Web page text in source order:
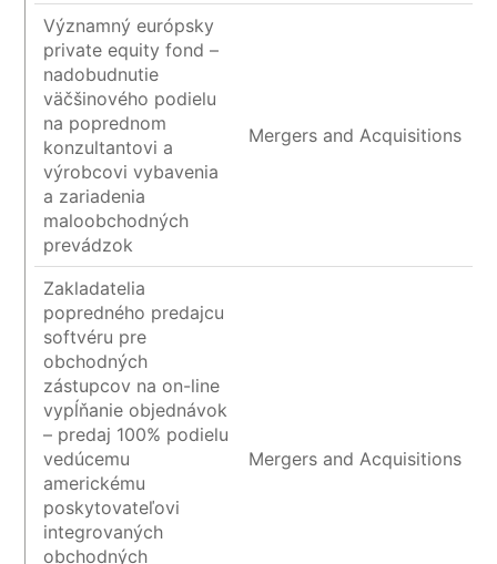
Významný európsky
private equity fond –
nadobudnutie
väčšinového podielu
na poprednom
konzultantovi a
výrobcovi vybavenia
a zariadenia
maloobchodných
prevádzok
Mergers and Acquisitions
Zakladatelia
popredného predajcu
softvéru pre
obchodných
zástupcov na on-line
vypĺňanie objednávok
– predaj 100% podielu
vedúcemu
americkému
poskytovateľovi
integrovaných
obchodných
Mergers and Acquisitions